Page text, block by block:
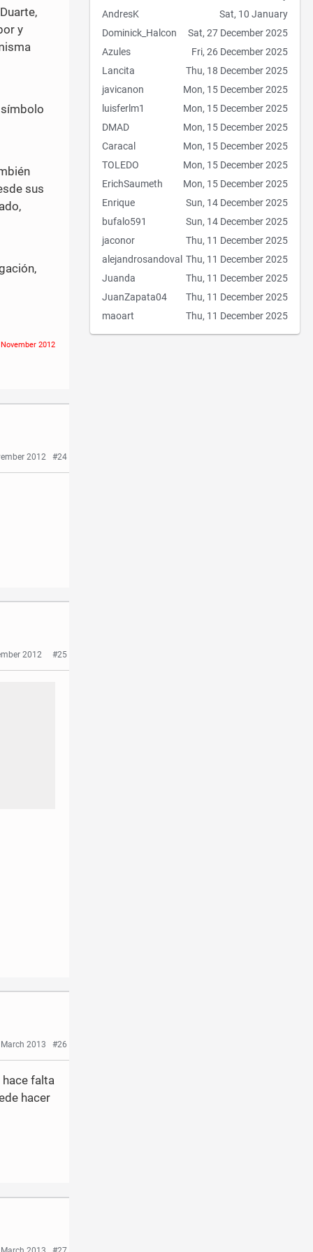
y
sus
2012
2012 #24
2012 #25
2013 #26
falta
hacer
Sat, 10 January
AndresK
Sat, 27 December 2025
Dominick_Halcon
Fri, 26 December 2025
Azules
Thu, 18 December 2025
Lancita
Mon, 15 December 2025
javicanon
Mon, 15 December 2025
luisferlm1
Mon, 15 December 2025
DMAD
Mon, 15 December 2025
Caracal
Mon, 15 December 2025
TOLEDO
Mon, 15 December 2025
ErichSaumeth
Sun, 14 December 2025
Enrique
Sun, 14 December 2025
bufalo591
Thu, 11 December 2025
jaconor
Thu, 11 December 2025
alejandrosandoval
Thu, 11 December 2025
Juanda
Thu, 11 December 2025
JuanZapata04
Thu, 11 December 2025
maoart